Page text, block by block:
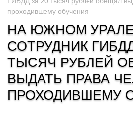
проходившему обучения
НА ЮЖНОМ УРАЛЕ
СОТРУДНИК
ТЫСЯЧ РУБЛЕЙ
ВЫДАТЬ ПРАВА
ПРОХОДИВШЕМУ